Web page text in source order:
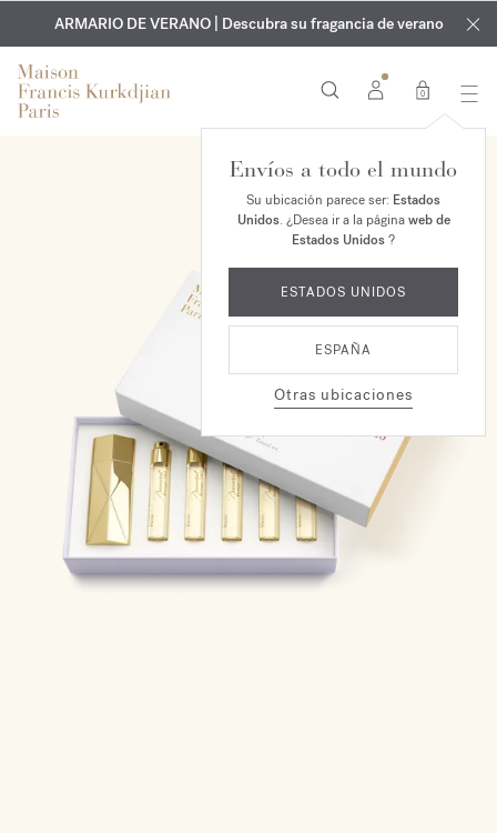
EXCLUSIVO | Descubra la nueva fragancia OUD
velvet mood
en su pedido*
GRABADO GRATUITO | En todas las fragancias y aceites
corporales hasta el 9 de agosto
ARMARIO DE VERANO | Descubra su fragancia de verano
0
Envíos a todo el mundo
Su ubicación parece ser: Estados
Unidos. ¿Desea ir a la páginaweb de
Estados Unidos?
ESTADOS UNIDOS
ESPAÑA
Otras ubicaciones